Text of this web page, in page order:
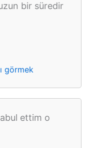
bir süredir
görmek
ettim o